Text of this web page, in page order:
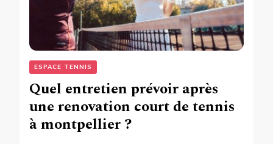
ESPACE TENNIS
Quel entretien prévoir après
une renovation court de tennis
à montpellier ?